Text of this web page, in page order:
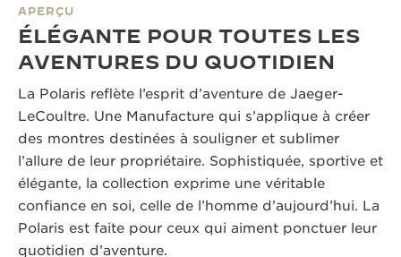
APERÇU
ÉLÉGANTE POUR TOUTES LES
AVENTURES DU QUOTIDIEN
La Polaris reflète l’esprit d’aventure de Jaeger-
LeCoultre. Une Manufacture qui s’applique à créer
des montres destinées à souligner et sublimer
l’allure de leur propriétaire. Sophistiquée, sportive et
élégante, la collection exprime une véritable
confiance en soi, celle de l’homme d’aujourd’hui. La
Polaris est faite pour ceux qui aiment ponctuer leur
quotidien d’aventure.